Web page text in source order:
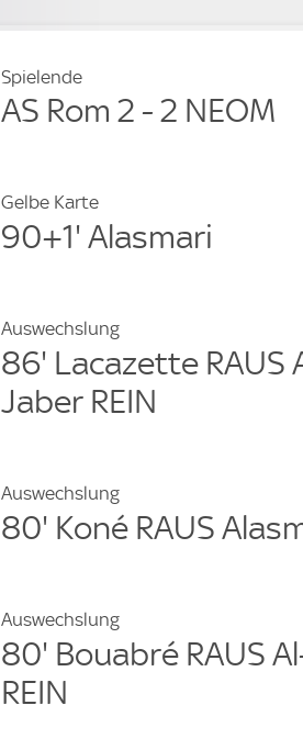
Spielende
AS Rom 2 - 2 NEOM
Gelbe Karte
90+1' Alasmari
Auswechslung
86' Lacazette RAUS
Jaber REIN
Auswechslung
80' Koné RAUS
Auswechslung
80' Bouabré RAUS
REIN